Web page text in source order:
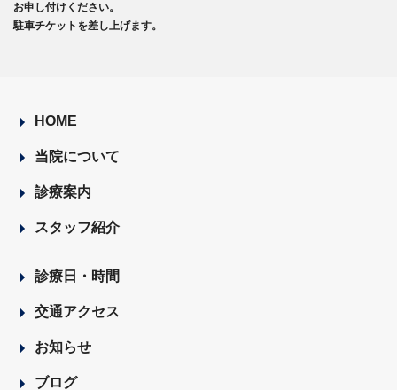
お申し付けください。
駐車チケットを差し上げます。
HOME
当院について
診療案内
スタッフ紹介
診療日・時間
交通アクセス
お知らせ
ブログ